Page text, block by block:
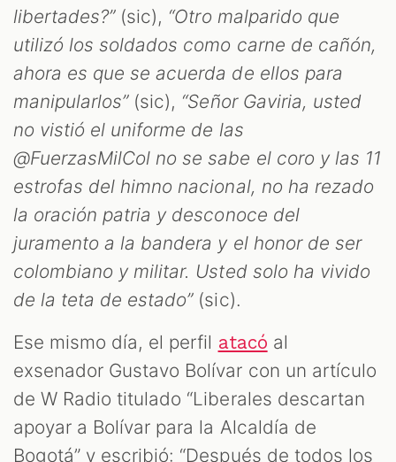
libertades?”(sic), “Otro malparido que
utilizó los soldados como carne de cañón,
ahora es que se acuerda de ellos para
manipularlos” (sic), “Señor Gaviria, usted
no vistió el uniforme de las
@FuerzasMilCol no se sabe el coro y las 11
estrofas del himno nacional, no ha rezado
la oración patria y desconoce del
juramento a la bandera y el honor de ser
colombiano y militar. Usted solo ha vivido
de la teta de estado”(sic).
Ese mismo día, el perfil atacó al
exsenador Gustavo Bolívar con un artículo
de W Radio titulado “Liberales descartan
apoyar a Bolívar para la Alcaldía de
Bogotá” y escribió: “Después de todos los